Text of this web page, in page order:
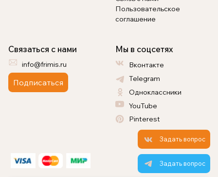
Пользовательское
соглашение
Связаться с нами
info@frimis.ru
Подписаться
Мы в соцсетях
Вконтакте
Telegram
Одноклассники
YouTube
Pinterest
Задать вопрос
Задать вопрос